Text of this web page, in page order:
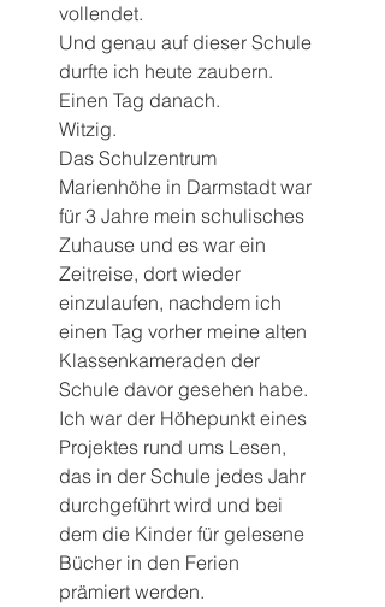
vollendet.
Und genau auf dieser Schule
durfte ich heute zaubern.
Einen Tag danach.
Witzig.
Das Schulzentrum
Marienhöhe in Darmstadt war
für 3 Jahre mein schulisches
Zuhause und es war ein
Zeitreise, dort wieder
einzulaufen, nachdem ich
einen Tag vorher meine alten
Klassenkameraden der
Schule davor gesehen habe.
Ich war der Höhepunkt eines
Projektes rund ums Lesen,
das in der Schule jedes Jahr
durchgeführt wird und bei
dem die Kinder für gelesene
Bücher in den Ferien
prämiert werden.